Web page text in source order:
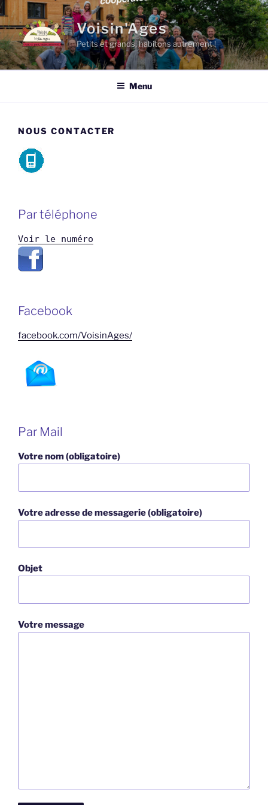
Aller
au
contenu
principal
Voisin'Ages
Petits et grands, habitons autrement !
Menu
NOUS CONTACTER
Par téléphone
Voir le numéro
Facebook
facebook.com/VoisinAges/
Par Mail
Votre nom (obligatoire)
Votre adresse de messagerie (obligatoire)
Objet
Votre message